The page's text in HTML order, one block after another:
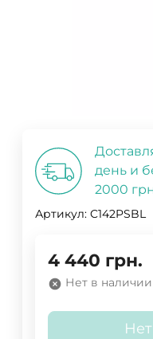
день и
2000
Артикул: C142PSBL
4 440 грн.
Нет в наличии